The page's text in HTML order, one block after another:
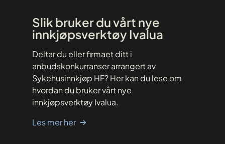
Slik bruker du vårt nye
innkjøpsverktøy Ivalua
Deltar du eller firmaet ditt i
anbudskonkurranser arrangert av
Sykehusinnkjøp HF? Her kan du lese om
hvordan du bruker vårt nye
innkjøpsverktøy Ivalua.
Les mer her